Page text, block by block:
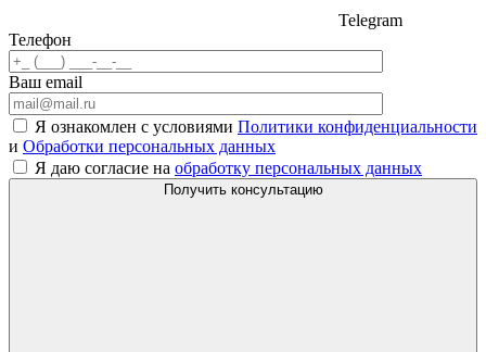
Telegram
Телефон
Ваш email
Я ознакомлен с условиями Политики конфиденциальности
и Обработки персональных данных
Я даю согласие на обработку персональных данных
Получить консультацию